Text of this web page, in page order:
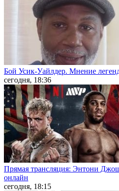
Бой Усик-Уайлдер. Мнение
сегодня, 18:36
Прямая трансляция: Энтони
онлайн
сегодня, 18:15